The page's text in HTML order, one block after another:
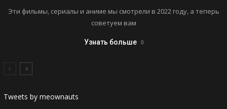
Эти фильмы, сериалы и аниме мы смотрели в 2022 году, а теперь
советуем вам
Узнать больше
Tweets by meownauts